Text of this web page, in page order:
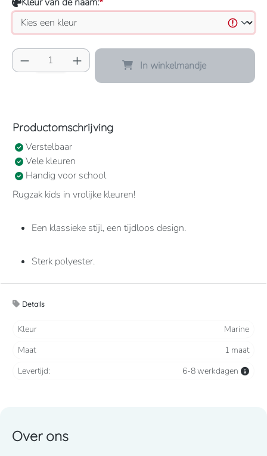
Producthoeveelheid: Voer de gewenste
In winkelmandje
Productomschrijving
Verstelbaar
Vele kleuren
Handig voor school
Rugzak kids in vrolijke kleuren!
Een klassieke stijl, een tijdloos design.
Sterk polyester.
390 grams / polyester
schouderriemen, handgreep, ritszak opzij.
Details
Kleur
Marine
Maat
1 maat
Levertijd:
6-8 werkdagen
Over ons